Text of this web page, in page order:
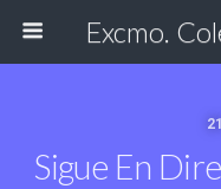
Sigue En